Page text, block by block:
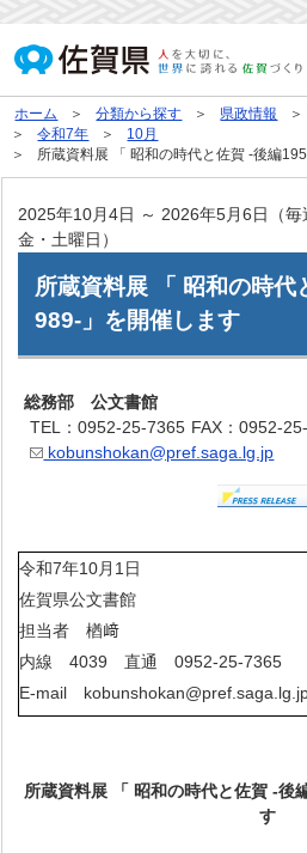
ホーム 分類から探す 県政情報
令和7年
10月
所蔵資料展 「 昭和の時代と佐賀 -後編
2025年10月4日 ～ 2026年5月6日（毎
金・土曜日）
所蔵資料展 「 昭和の時
989-」を開催します
総務部 公文書館
TEL：0952-25-7365 FAX：0952-
kobunshokan@pref.saga.lg.jp
令和7年10月1日
佐賀県公文書館
担当者 楢﨑
内線 4039 直通 0952-25-7365
E-mail
所蔵資料展 「 昭和の時代と佐賀 -後
す